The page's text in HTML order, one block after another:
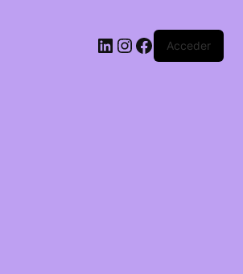
LinkedIn
Instagram
Facebook
Acceder